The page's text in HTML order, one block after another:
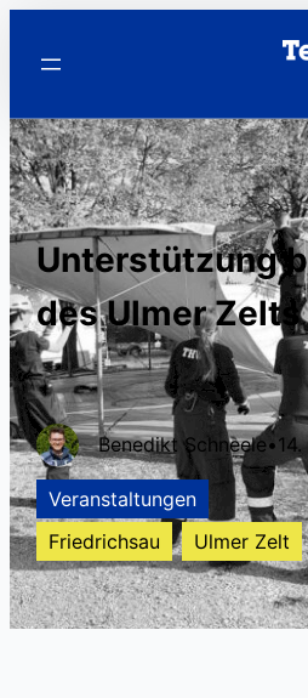
Unterstützung
des Ulmer Zelts
Benedikt Schneele•
Veranstaltungen
Friedrichsau
Ulmer Zelt